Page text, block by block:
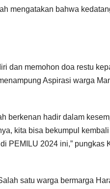
mengatakan bahwa
dan memohon doa restu
Aspirasi warga
berkenan hadir dalam
kita bisa bekumpul
PEMILU 2024 ini,” pungkas
satu warga bermarga